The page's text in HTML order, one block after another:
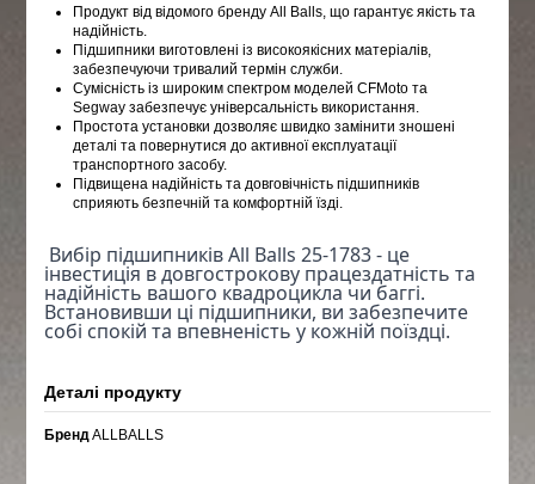
Продукт від відомого бренду All Balls, що гарантує якість та
надійність.
Підшипники виготовлені із високоякісних матеріалів,
забезпечуючи тривалий термін служби.
Сумісність із широким спектром моделей CFMoto та
Segway забезпечує універсальність використання.
Простота установки дозволяє швидко замінити зношені
деталі та повернутися до активної експлуатації
транспортного засобу.
Підвищена надійність та довговічність підшипників
сприяють безпечній та комфортній їзді.
інвестиція в довгострокову працездатність та
надійність вашого квадроцикла чи баггі.
Встановивши ці підшипники, ви забезпечите
собі спокій та впевненість у кожній поїздці.
Деталі продукту
Бренд ALLBALLS